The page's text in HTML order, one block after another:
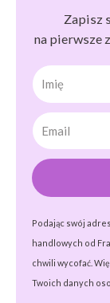
Zapisz
na pierwsze
Imię
Podając swój
handlowych od
chwili wycofać.
Twoich danych